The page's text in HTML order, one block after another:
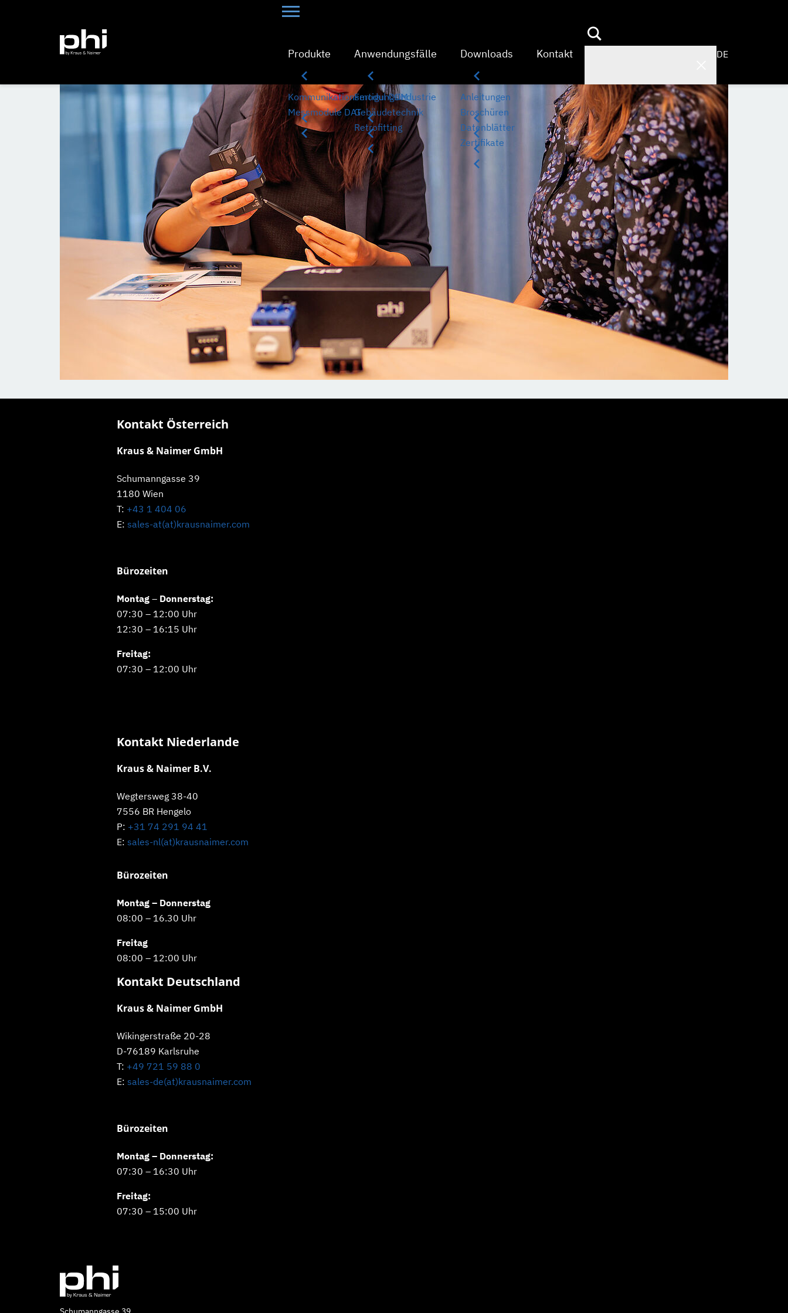
Produkte
Kommunikationsmodul COM
Messmodule DAT
Anwendungsfälle
Fertigungsindustrie
Gebäudetechnik
Retrofitting
Downloads
Anleitungen
Broschüren
Datenblätter
Zertifikate
Kontakt DE
Kontakt
Kontakt Österreich
Kraus & Naimer GmbH
Schumanngasse 39
1180 Wien
T: +43 1 404 06
E: sales-at(at)krausnaimer.com
Bürozeiten
Montag – Donnerstag:
07:30 – 12:00 Uhr
12:30 – 16:15 Uhr
Freitag:
07:30 – 12:00 Uhr
Kontakt Niederlande
Kraus & Naimer B.V.
Wegtersweg 38-40
7556 BR Hengelo
P: +31 74 291 94 41
E: sales-nl(at)krausnaimer.com
Bürozeiten
Montag – Donnerstag
08:00 – 16.30 Uhr
Freitag
08:00 – 12:00 Uhr
Kontakt Deutschland
Kraus & Naimer GmbH
Wikingerstraße 20-28
D-76189 Karlsruhe
T: +49 721 59 88 0
E: sales-de(at)krausnaimer.com
Bürozeiten
Montag – Donnerstag:
07:30 – 16:30 Uhr
Freitag:
07:30 – 15:00 Uhr